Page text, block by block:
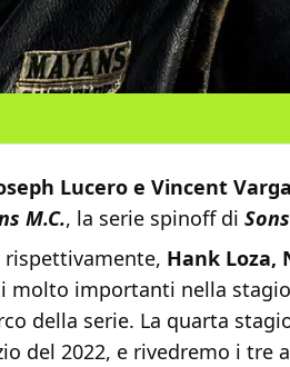
Lucero e Vincent
M.C., la serie spinoff di
Hank Loza,
molto importanti nella
della serie. La quarta
del 2022, e rivedremo i